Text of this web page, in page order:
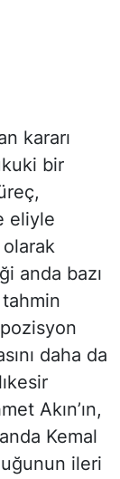
kararı
bir
eliyle
anda bazı
daha da
Akın’ın,
Kemal
ileri